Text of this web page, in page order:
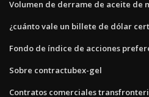
Volumen de derrame de aceite de
¿cuánto vale un billete de dólar
Fondo de índice de acciones
Sobre contractubex-gel
Contratos comerciales